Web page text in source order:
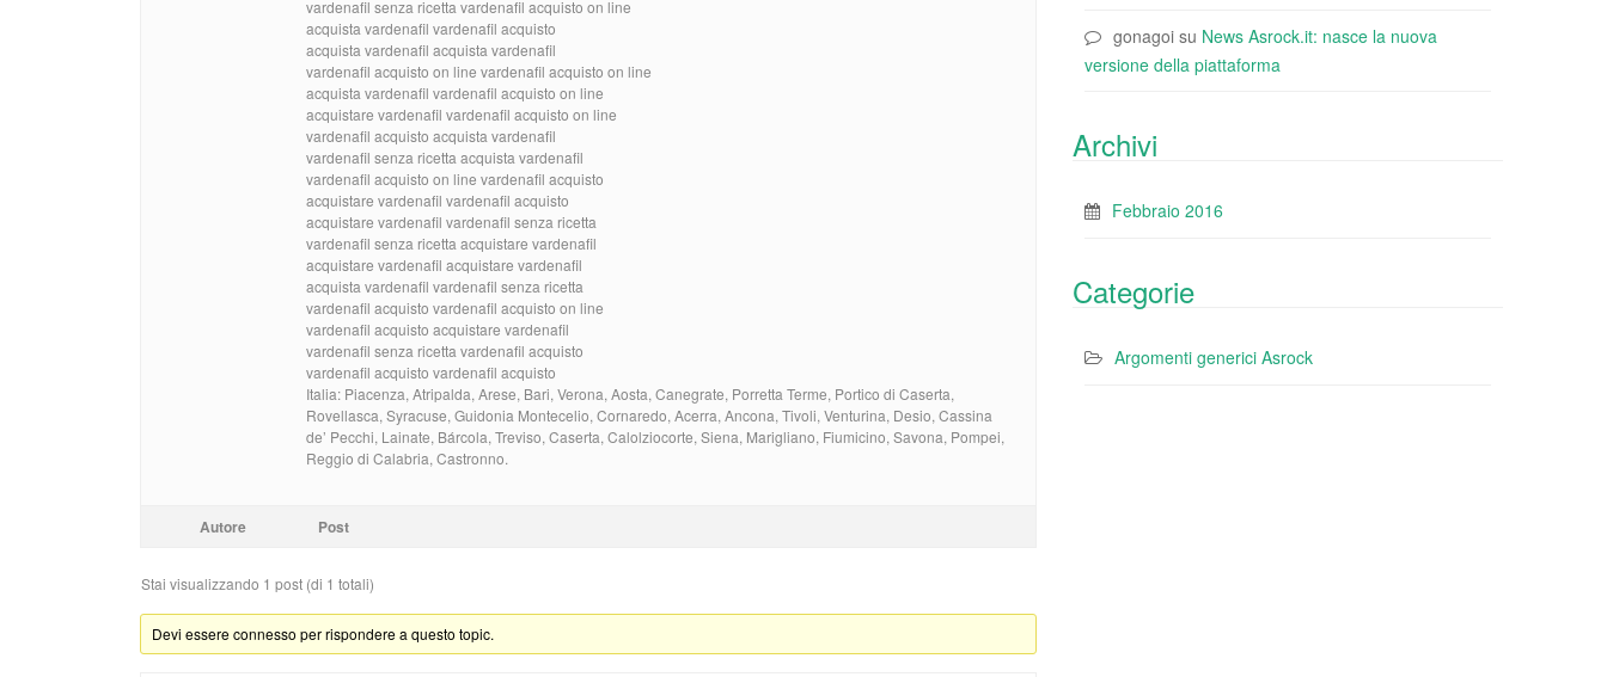
vardenafil senza ricetta vardenafil acquisto on line
acquista vardenafil vardenafil acquisto
acquista vardenafil acquista vardenafil
vardenafil acquisto on line vardenafil acquisto on line
acquista vardenafil vardenafil acquisto on line
acquistare vardenafil vardenafil acquisto on line
vardenafil acquisto acquista vardenafil
vardenafil senza ricetta acquista vardenafil
vardenafil acquisto on line vardenafil acquisto
acquistare vardenafil vardenafil acquisto
acquistare vardenafil vardenafil senza ricetta
vardenafil senza ricetta acquistare vardenafil
acquistare vardenafil acquistare vardenafil
acquista vardenafil vardenafil senza ricetta
vardenafil acquisto vardenafil acquisto on line
vardenafil acquisto acquistare vardenafil
vardenafil senza ricetta vardenafil acquisto
vardenafil acquisto vardenafil acquisto
Italia: Piacenza, Atripalda, Arese, Bari, Verona, Aosta, Canegrate, Porretta Terme, Portico di Caserta,
Rovellasca, Syracuse, Guidonia Montecelio, Cornaredo, Acerra, Ancona, Tivoli, Venturina, Desio, Cassina
de’ Pecchi, Lainate, Bárcola, Treviso, Caserta, Calolziocorte, Siena, Marigliano, Fiumicino, Savona, Pompei,
Reggio di Calabria, Castronno.
Autore Post
Stai visualizzando 1 post (di 1 totali)
Devi essere connesso per rispondere a questo topic.
gonagoi su News Asrock.it: nasce la nuova
versione della piattaforma
Archivi
Febbraio 2016
Categorie
Argomenti generici Asrock